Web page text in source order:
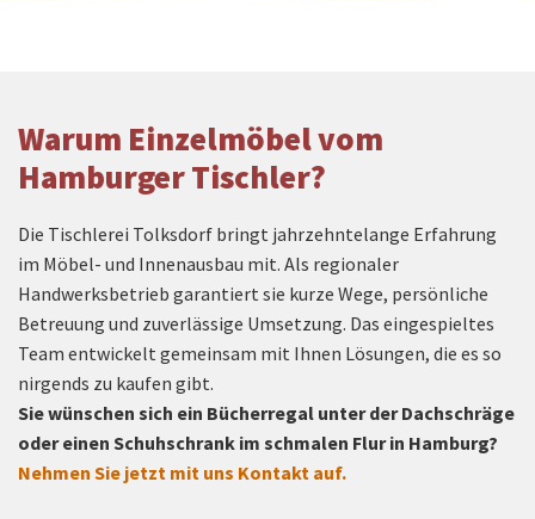
Warum Einzelmöbel vom
Hamburger Tischler?
Die Tischlerei Tolksdorf bringt jahrzehntelange Erfahrung
im Möbel- und Innenausbau mit. Als regionaler
Handwerksbetrieb garantiert sie kurze Wege, persönliche
Betreuung und zuverlässige Umsetzung. Das eingespieltes
Team entwickelt gemeinsam mit Ihnen Lösungen, die es so
nirgends zu kaufen gibt.
Sie wünschen sich ein Bücherregal unter der Dachschräge
oder einen Schuhschrank im schmalen Flur in Hamburg?
Nehmen Sie jetzt mit uns Kontakt auf.